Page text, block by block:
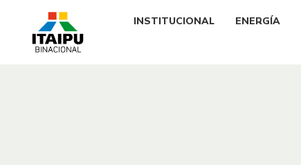
INSTITUCIONAL ENERGÍA